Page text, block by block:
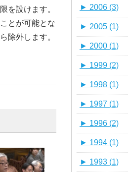
を設けます。
とが可能とな
除外します。
► 2006 (3)
► 2005 (1)
► 2000 (1)
► 1999 (2)
► 1998 (1)
► 1997 (1)
► 1996 (2)
► 1994 (1)
► 1993 (1)